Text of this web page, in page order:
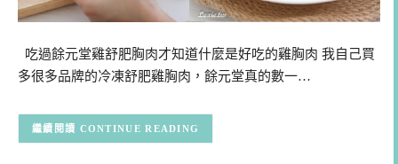
吃過餘元堂雞舒肥胸肉才知道什麼是好吃的雞胸肉 我自己買
多很多品牌的冷凍舒肥雞胸肉，餘元堂真的數一…
CONTINUE READING